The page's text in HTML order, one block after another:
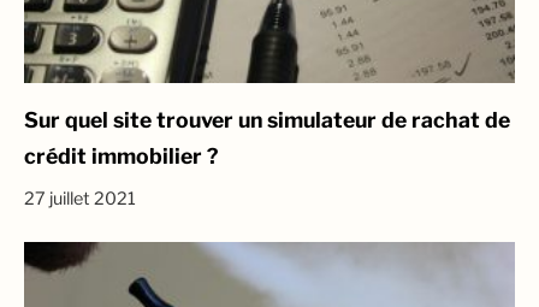
Sur quel site trouver un simulateur de rachat de
crédit immobilier ?
27 juillet 2021